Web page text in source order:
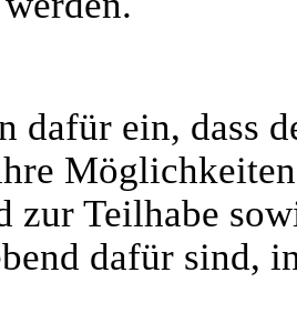
dafür ein, dass
zur Teilhabe
dafür sind,